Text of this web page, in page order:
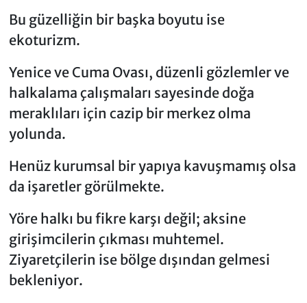
Bu güzelliğin bir başka boyutu ise
ekoturizm.
Yenice ve Cuma Ovası, düzenli gözlemler ve
halkalama çalışmaları sayesinde doğa
meraklıları için cazip bir merkez olma
yolunda.
Henüz kurumsal bir yapıya kavuşmamış olsa
da işaretler görülmekte.
Yöre halkı bu fikre karşı değil; aksine
girişimcilerin çıkması muhtemel.
Ziyaretçilerin ise bölge dışından gelmesi
bekleniyor.